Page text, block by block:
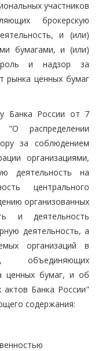
участников
брокерскую
и (или)
бумагами, и (или)
и надзор за
рынка ценных бумаг
Банка России от 7
"О распределении
за соблюдением
организациями,
деятельность на
центрального
организованных
и деятельность
деятельность, а
организаций в
объединяющих
ценных бумаг, и об
Банка России"
содержания: